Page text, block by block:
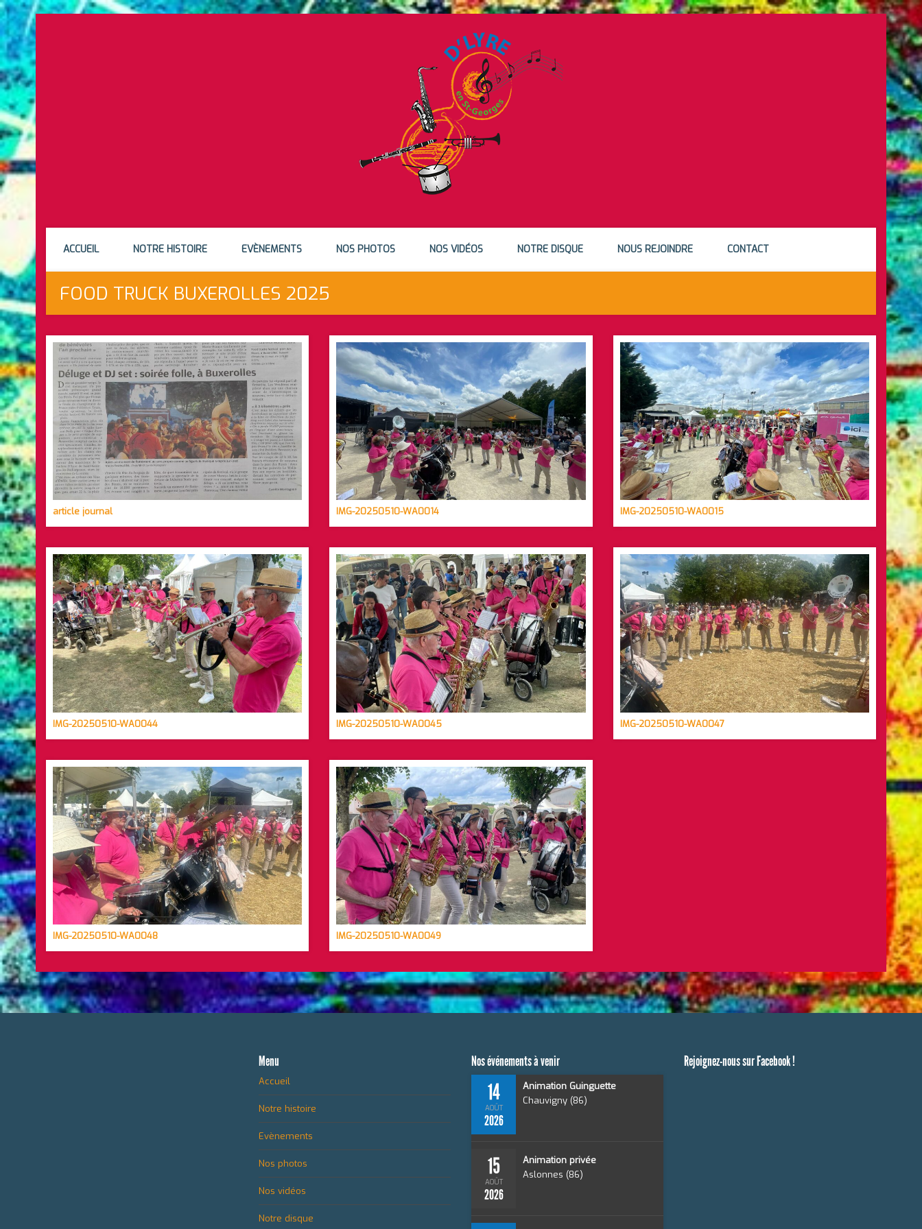
ACCUEIL NOTRE HISTOIRE EVÈNEMENTS NOS PHOTOS NOS VIDÉOS NOTRE DISQUE NOUS REJOINDRE CONTACT
FOOD TRUCK BUXEROLLES 2025
article journal IMG-20250510-WA0014 IMG-20250510-WA0015
IMG-20250510-WA0044 IMG-20250510-WA0045 IMG-20250510-WA0047
IMG-20250510-WA0048 IMG-20250510-WA0049
Menu
Accueil
Notre histoire
Evènements
Nos photos
Nos vidéos
Notre disque
Nos événements à venir
14
AOÛT
2026
Animation Guinguette
Chauvigny (86)
15
AOÛT
2026
Animation privée
Aslonnes (86)
Rejoignez-nous sur Facebook !